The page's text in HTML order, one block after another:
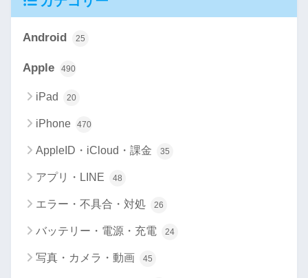
Android 25
Apple 490
iPad 20
iPhone 470
AppleID・iCloud・課金 35
アプリ・LINE 48
エラー・不具合・対処 26
バッテリー・電源・充電 24
写真・カメラ・動画 45